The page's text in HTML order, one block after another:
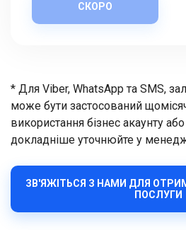
СКОРО
* Для Viber, WhatsApp та SMS,
може бути застосований
використання бізнес акаунту
докладніше уточнюйте у
ЗВ'ЯЖІТЬСЯ З НАМИ ДЛЯ
ПОСЛУГИ